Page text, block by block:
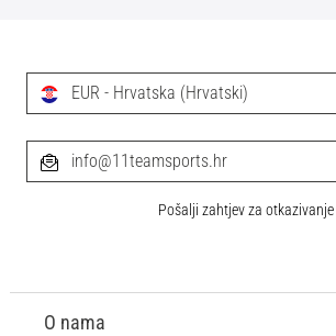
O nama
EUR - Hrvatska (Hrvatski)
info@11teamsports.hr
Pošalji zahtjev za otkazivanje